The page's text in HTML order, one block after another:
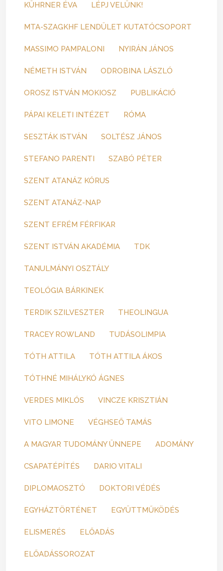
KÜHRNER ÉVA LÉPJ VELÜNK!
MTA-SZAGKHF LENDÜLET KUTATÓCSOPORT
MASSIMO PAMPALONI NYIRÁN JÁNOS
NÉMETH ISTVÁN ODROBINA LÁSZLÓ
OROSZ ISTVÁN MOKIOSZ PUBLIKÁCIÓ
PÁPAI KELETI INTÉZET RÓMA
SESZTÁK ISTVÁN SOLTÉSZ JÁNOS
STEFANO PARENTI SZABÓ PÉTER
SZENT ATANÁZ KÓRUS
SZENT ATANÁZ-NAP
SZENT EFRÉM FÉRFIKAR
SZENT ISTVÁN AKADÉMIA TDK
TANULMÁNYI OSZTÁLY
TEOLÓGIA BÁRKINEK
TERDIK SZILVESZTER THEOLINGUA
TRACEY ROWLAND TUDÁSOLIMPIA
TÓTH ATTILA TÓTH ATTILA ÁKOS
TÓTHNÉ MIHÁLYKÓ ÁGNES
VERDES MIKLÓS VINCZE KRISZTIÁN
VITO LIMONE VÉGHSEŐ TAMÁS
A MAGYAR TUDOMÁNY ÜNNEPE ADOMÁNY
CSAPATÉPÍTÉS DARIO VITALI
DIPLOMAOSZTÓ DOKTORI VÉDÉS
EGYHÁZTÖRTÉNET EGYÜTTMŰKÖDÉS
ELISMERÉS ELŐADÁS
ELŐADÁSSOROZAT